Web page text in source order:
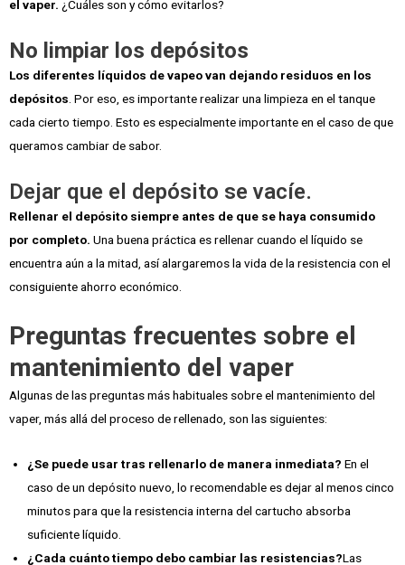
el vaper. ¿Cuáles son y cómo evitarlos?
No limpiar los depósitos
Los diferentes líquidos de vapeo van dejando residuos en los
depósitos . Por eso, es importante realizar una limpieza en el tanque
cada cierto tiempo. Esto es especialmente importante en el caso de que
queramos cambiar de sabor.
Dejar que el depósito se vacíe.
Rellenar el depósito siempre antes de que se haya consumido
por completo. Una buena práctica es rellenar cuando el líquido se
encuentra aún a la mitad, así alargaremos la vida de la resistencia con el
consiguiente ahorro económico.
Preguntas frecuentes sobre el
mantenimiento del vaper
Algunas de las preguntas más habituales sobre el mantenimiento del
vaper, más allá del proceso de rellenado, son las siguientes:
¿Se puede usar tras rellenarlo de manera inmediata? En el
caso de un depósito nuevo, lo recomendable es dejar al menos cinco
minutos para que la resistencia interna del cartucho absorba
suficiente líquido.
¿Cada cuánto tiempo debo cambiar las resistencias?Las